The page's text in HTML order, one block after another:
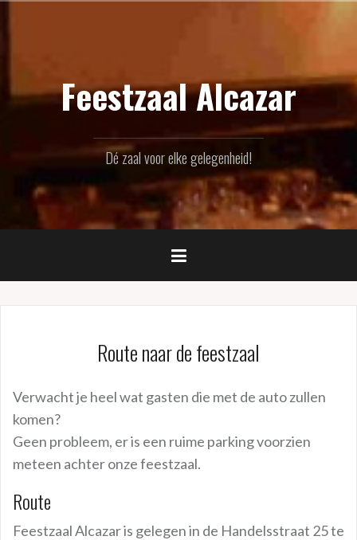
Feestzaal Alcazar
Dé zaal voor elke gelegenheid!
Route naar de feestzaal
Verwacht je heel wat gasten die met de auto zullen
komen?
Geen probleem, er is een ruime parking voorzien
meteen achter onze feestzaal.
Route
Feestzaal Alcazar is gelegen in de Handelsstraat 25 te